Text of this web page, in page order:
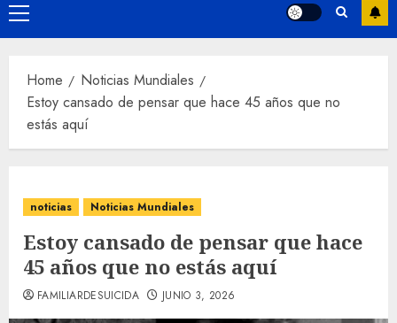
Home
Noticias Mundiales
Estoy cansado de pensar que hace 45 años que no
estás aquí
noticias Noticias Mundiales
Estoy cansado de pensar que hace
45 años que no estás aquí
FAMILIARDESUICIDA JUNIO 3, 2026